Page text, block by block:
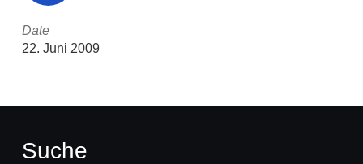
Date
22. Juni 2009
Suche